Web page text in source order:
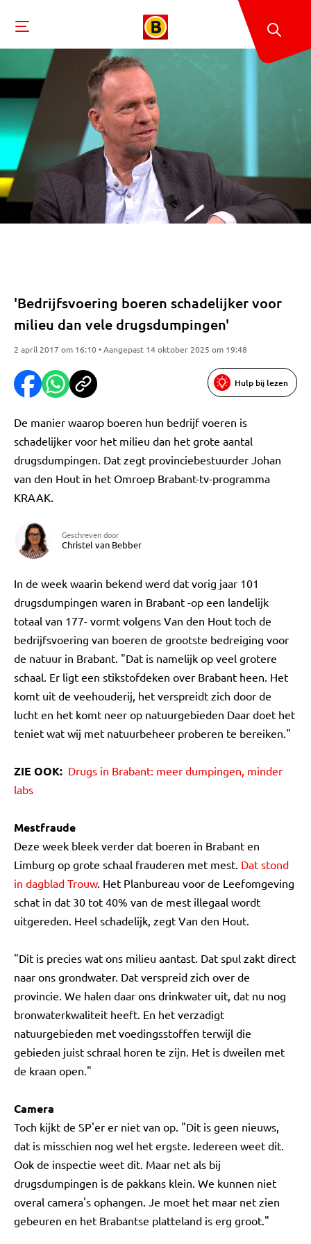
'Bedrijfsvoering boeren schadelijker voor
milieu dan vele drugsdumpingen'
2 april 2017 om 16:10 • Aangepast 14 oktober 2025 om 19:48
Hulp bij lezen
De manier waarop boeren hun bedrijf voeren is
schadelijker voor het milieu dan het grote aantal
drugsdumpingen. Dat zegt provinciebestuurder Johan
van den Hout in het Omroep Brabant-tv-programma
KRAAK.
Geschreven door
Christel van Bebber
In de week waarin bekend werd dat vorig jaar 101
drugsdumpingen waren in Brabant -op een landelijk
totaal van 177- vormt volgens Van den Hout toch de
bedrijfsvoering van boeren de grootste bedreiging voor
de natuur in Brabant. "Dat is namelijk op veel grotere
schaal. Er ligt een stikstofdeken over Brabant heen. Het
komt uit de veehouderij, het verspreidt zich door de
lucht en het komt neer op natuurgebieden Daar doet het
teniet wat wij met natuurbeheer proberen te bereiken."
ZIE OOK: Drugs in Brabant: meer dumpingen, minder
labs
Mestfraude
Deze week bleek verder dat boeren in Brabant en
Limburg op grote schaal frauderen met mest. Dat stond
in dagblad Trouw. Het Planbureau voor de Leefomgeving
schat in dat 30 tot 40% van de mest illegaal wordt
uitgereden. Heel schadelijk, zegt Van den Hout.
"Dit is precies wat ons milieu aantast. Dat spul zakt direct
naar ons grondwater. Dat verspreid zich over de
provincie. We halen daar ons drinkwater uit, dat nu nog
bronwaterkwaliteit heeft. En het verzadigt
natuurgebieden met voedingsstoffen terwijl die
gebieden juist schraal horen te zijn. Het is dweilen met
de kraan open."
Camera
Toch kijkt de SP'er er niet van op. "Dit is geen nieuws,
dat is misschien nog wel het ergste. Iedereen weet dit.
Ook de inspectie weet dit. Maar net als bij
drugsdumpingen is de pakkans klein. We kunnen niet
overal camera's ophangen. Je moet het maar net zien
gebeuren en het Brabantse platteland is erg groot."